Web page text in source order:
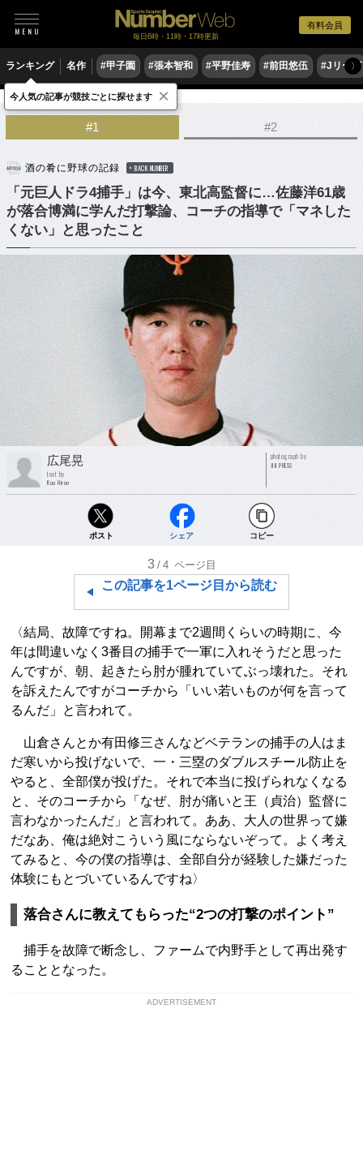
有料会員
毎日6時・11時・17時更新
ランキング 名作 #甲子園 #張本智和 #平野佳寿 #前田悠伍 #Jリーグ
〉
野球 プロ野球 ドラフト会議
#1 #2
酒の肴に野球の記録 BACK NUMBER
「元巨人ドラ4捕手」は今、東北高監督に…佐藤洋61歳
が落合博満に学んだ打撃論、コーチの指導で「マネした
くない」と思ったこと
広尾晃
text by
Kou Hiroo
photograph by
JIJI PRESS
ポスト シェア コピー
3 /4 ページ目
この記事を1ページ目から読む
〈結局、故障ですね。開幕まで2週間くらいの時期に、今
年は間違いなく3番目の捕手で一軍に入れそうだと思った
んですが、朝、起きたら肘が腫れていてぶっ壊れた。それ
を訴えたんですがコーチから「いい若いものが何を言って
るんだ」と言われて。
山倉さんとか有田修三さんなどベテランの捕手の人はま
だ寒いから投げないで、一・三塁のダブルスチール防止を
やると、全部僕が投げた。それで本当に投げられなくなる
と、そのコーチから「なぜ、肘が痛いと王（貞治）監督に
言わなかったんだ」と言われて。ああ、大人の世界って嫌
だなあ、俺は絶対こういう風にならないぞって。よく考え
てみると、今の僕の指導は、全部自分が経験した嫌だった
体験にもとづいているんですね〉
落合さんに教えてもらった“2つの打撃のポイント”
捕手を故障で断念し、ファームで内野手として再出発す
ることとなった。
ADVERTISEMENT
今人気の記事が競技ごとに探せます ×